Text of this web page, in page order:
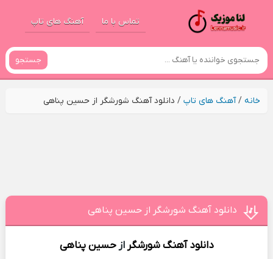
تماس با ما آهنگ های تاپ
جستجو
خانه/آهنگ های تاپ/ دانلود آهنگ شورشگر از حسین پناهی
دانلود آهنگ شورشگر از حسین پناهی
دانلود آهنگ شورشگر ازحسین پناهی